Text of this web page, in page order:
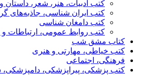
کتب ادبیات، هنر، شعر، داستان و
کتب ایران شناسی، جاذبه‌های
کتب دامغان شناسی
کتب روابط عمومی، ارتباطات و
کتاب مشق شب
کتب خیاطی، مهارتی و هنری
فرهنگی، اجتماعی
کتب پزشکی، پیراپزشکی،